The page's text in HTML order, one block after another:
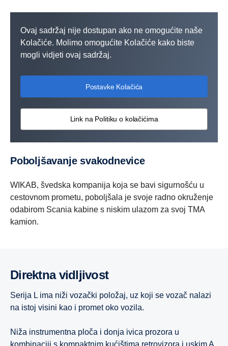
Ovaj sadržaj nije dostupan ako ne omogućite naše
Kolačiće. Molimo omogućite Kolačiće kako biste
mogli vidjeti ovaj sadržaj.
Postavke Kolačića
Link na Politiku o kolačićima
Poboljšavanje svakodnevice
WIKAB, švedska kompanija koja se bavi sigurnošću u
cestovnom prometu, poboljšala je svoje radno okruženje
odabirom Scania kabine s niskim ulazom za svoj TMA
kamion.
Direktna vidljivost
Serija L ima niži vozački položaj, uz koji se vozač nalazi
na istoj visini kao i promet oko vozila.
Niža instrumentna ploča i donja ivica prozora u
kombinaciji s kompaktnim kućištima retrovizora i uskim A